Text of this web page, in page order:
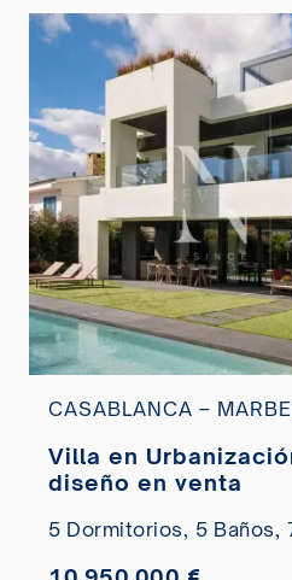
CASABLANCA –
Villa en
diseño en venta
5 Dormitorios, 5 Baños,